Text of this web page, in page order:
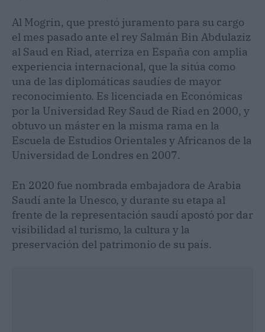
Al Mogrin, que prestó juramento para su cargo
el mes pasado ante el rey Salmán Bin Abdulaziz
al Saud en Riad, aterriza en España con amplia
experiencia internacional, que la sitúa como
una de las diplomáticas saudíes de mayor
reconocimiento. Es licenciada en Económicas
por la Universidad Rey Saud de Riad en 2000, y
obtuvo un máster en la misma rama en la
Escuela de Estudios Orientales y Africanos de la
Universidad de Londres en 2007.
En 2020 fue nombrada embajadora de Arabia
Saudí ante la Unesco, y durante su etapa al
frente de la representación saudí apostó por dar
visibilidad al turismo, la cultura y la
preservación del patrimonio de su país.